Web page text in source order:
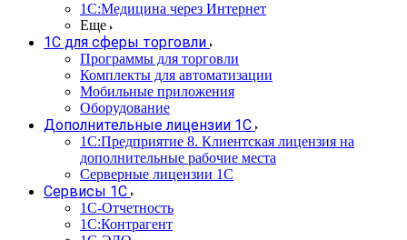
1С:Медицина через Интернет
Еще
1С для сферы торговли
Программы для торговли
Комплекты для автоматизации
Мобильные приложения
Оборудование
Дополнительные лицензии 1С
1С:Предприятие 8. Клиентская лицензия на
дополнительные рабочие места
Серверные лицензии 1С
Сервисы 1С
1С-Отчетность
1С:Контрагент